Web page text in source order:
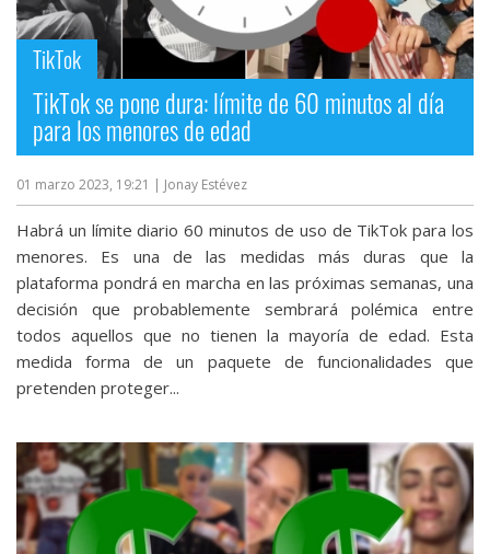
Operadores
Trucos
y
Tutoriales
Ciberseguridad
Sistemas
operativos
+
Más
temas
TikTok
TikTok se pone dura: límite de 60 minutos al día
para los menores de edad
01 marzo 2023, 19:21 | Jonay Estévez
Habrá un límite diario 60 minutos de uso de TikTok para los
menores. Es una de las medidas más duras que la
plataforma pondrá en marcha en las próximas semanas, una
decisión que probablemente sembrará polémica entre
todos aquellos que no tienen la mayoría de edad. Esta
medida forma de un paquete de funcionalidades que
pretenden proteger...